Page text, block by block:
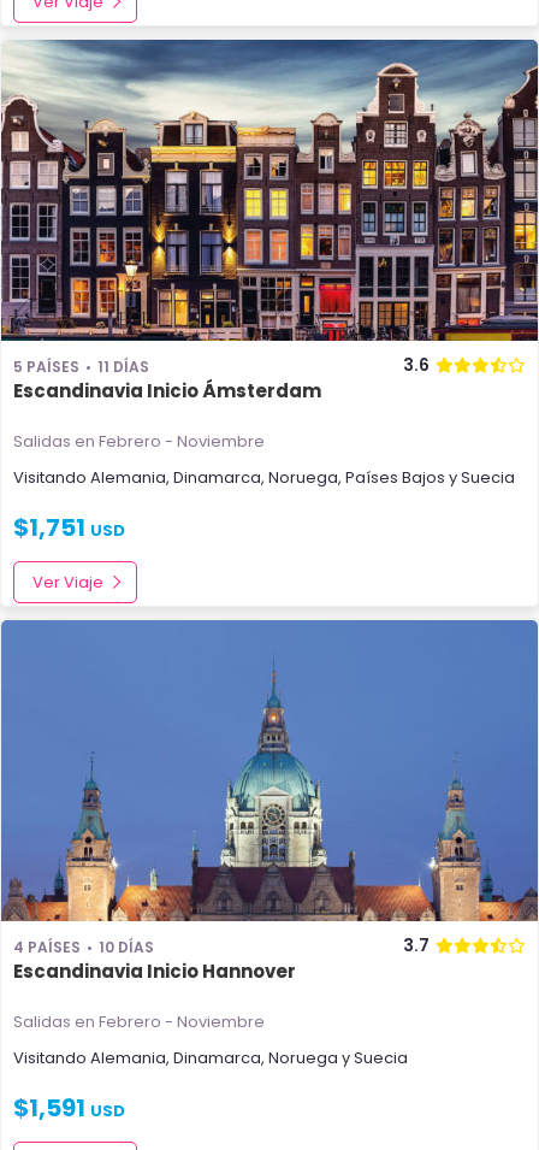
5 PAÍSES 11 DÍAS 3.6
Escandinavia Inicio Ámsterdam
Salidas en Febrero - Noviembre
Visitando Alemania, Dinamarca, Noruega, Países Bajos ySuecia
$1,751 USD
Ver Viaje
4 PAÍSES 10 DÍAS 3.7
Escandinavia Inicio Hannover
Salidas en Febrero - Noviembre
Visitando Alemania, Dinamarca, Noruega ySuecia
$1,591 USD